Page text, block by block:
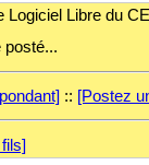
Logiciel Libre du
posté...
:: [Postez